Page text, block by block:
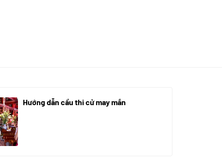
Hướng dẫn cầu thi cử may mắn